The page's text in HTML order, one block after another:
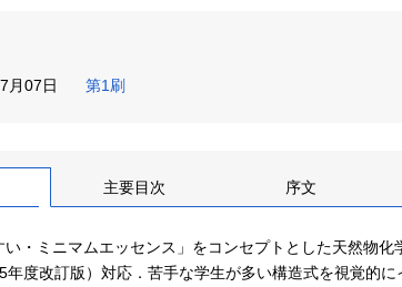
月07日 第1刷
主要目次 序文
い・ミニマムエッセンス」をコンセプトとした天然物
年度改訂版）対応．苦手な学生が多い構造式を視覚的